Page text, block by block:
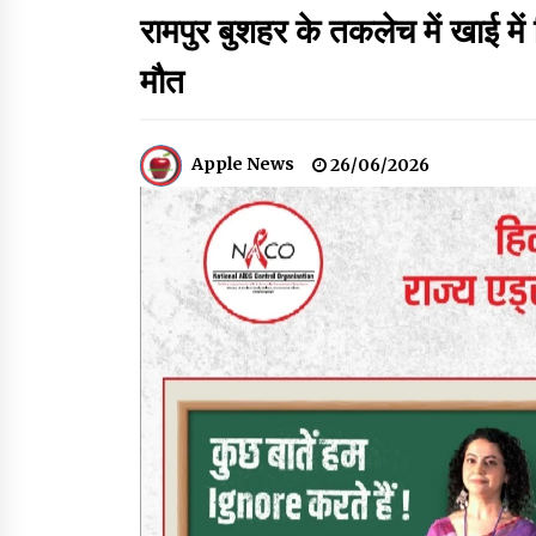
भ्रष्टाचार से अर्जित संपत्ति जब्त कर गरीबों में बांटेगी
हिमाचल सरकार -CM
06/08/2026
नेता प्रतिपक्ष जयराम के आरोप निराधार, सबूत हैं तो
सार्वजनिक करें: नरेश चौहान
06/08/2026
रामपुर बुशहर के तकलेच में खाई में
मौत
Apple News 26/06/2026